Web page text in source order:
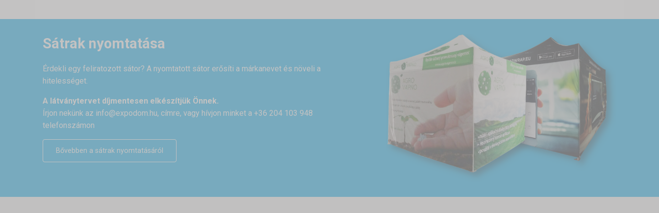
Sátrak nyomtatása
Érdekli egy feliratozott sátor? A nyomtatott sátor erősíti a márkanevet és növeli a
hitelességet.
A látványtervet díjmentesen elkészítjük Önnek.
Írjon nekünk az info@expodom.hu, címre, vagy hívjon minket a +36 204 103 948
telefonszámon
Bővebben a sátrak nyomtatásáról